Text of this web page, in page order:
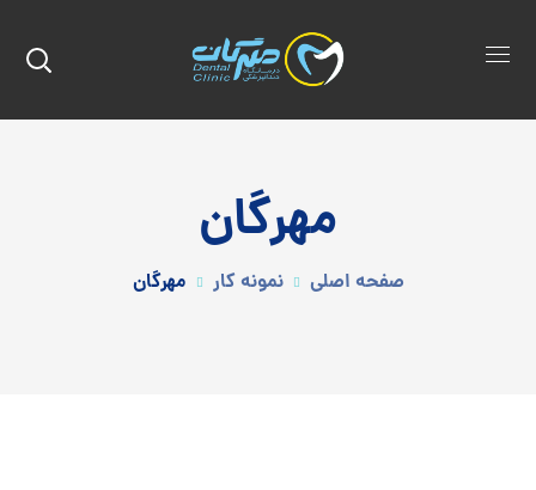
مهرگان
صفحه اصلی نمونه کار مهرگان